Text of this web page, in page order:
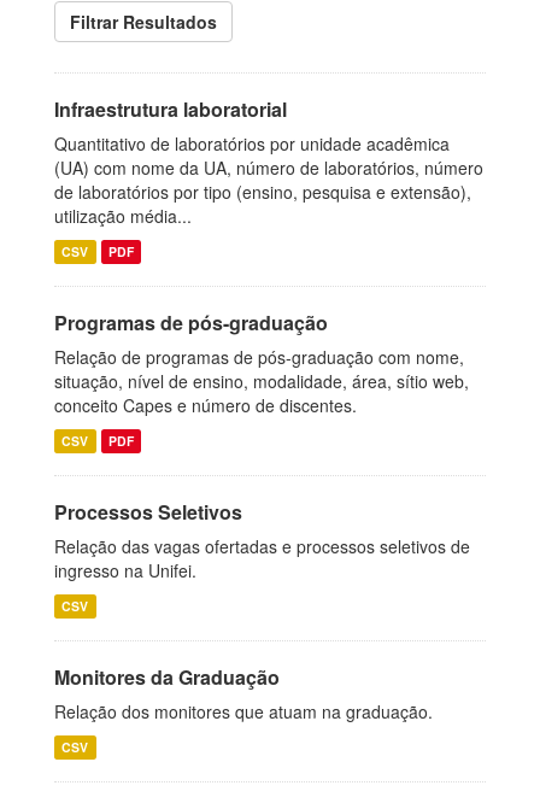
Filtrar Resultados
Infraestrutura laboratorial
Quantitativo de laboratórios por unidade acadêmica
(UA) com nome da UA, número de laboratórios, número
de laboratórios por tipo (ensino, pesquisa e extensão),
utilização média...
CSV PDF
Programas de pós-graduação
Relação de programas de pós-graduação com nome,
situação, nível de ensino, modalidade, área, sítio web,
conceito Capes e número de discentes.
CSV PDF
Processos Seletivos
Relação das vagas ofertadas e processos seletivos de
ingresso na Unifei.
CSV
Monitores da Graduação
Relação dos monitores que atuam na graduação.
CSV